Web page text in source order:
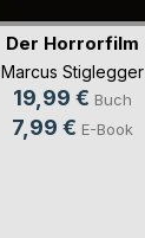
Der Horrorfilm
Marcus Stiglegger
19,99 € Buch
7,99 € E-Book